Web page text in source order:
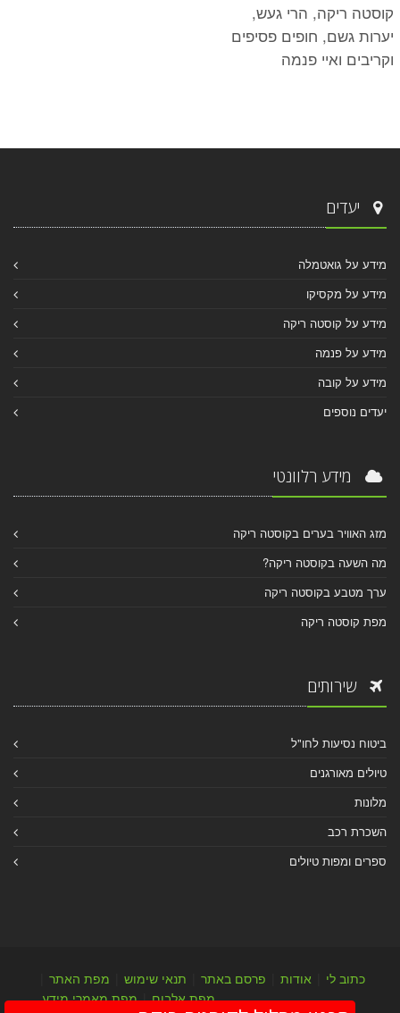
קוסטה ריקה, הרי געש,
יערות גשם, חופים פסיפים
וקריבים ואיי פנמה
יעדים
מידע על גואטמלה
מידע על מקסיקו
מידע על קוסטה ריקה
מידע על פנמה
מידע על קובה
יעדים נוספים
מידע רלוונטי
מזג האוויר בערים בקוסטה ריקה
מה השעה בקוסטה ריקה?
ערך מטבע בקוסטה ריקה
מפת קוסטה ריקה
שירותים
ביטוח נסיעות לחו"ל
טיולים מאורגנים
מלונות
השכרת רכב
ספרים ומפות טיולים
כתוב לי אודות פרסם באתר תנאי שימוש מפת האתר
מפת אלבום|מפת מאמרי מידע